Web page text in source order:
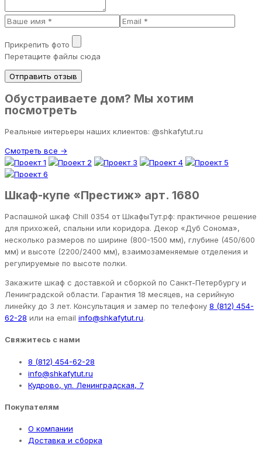
Прикрепить фото
Перетащите файлы сюда
Отправить отзыв
Обустраиваете дом? Мы хотим
посмотреть
Реальные интерьеры наших клиентов: @shkafytut.ru
Смотреть все →
Шкаф-купе «Престиж» арт. 1680
Распашной шкаф Chill 0354 от ШкафыТут.рф: практичное решение
для прихожей, спальни или коридора. Декор «Дуб Сонома»,
несколько размеров по ширине (800-1500 мм), глубине (450/600
мм) и высоте (2200/2400 мм), взаимозаменяемые отделения и
регулируемые по высоте полки.
Закажите шкаф с доставкой и сборкой по Санкт-Петербургу и
Ленинградской области. Гарантия 18 месяцев, на серийную
линейку до 3 лет. Консультация и замер по телефону 8 (812) 454-
62-28 или на email info@shkafytut.ru.
Свяжитесь с нами
8 (812) 454-62-28
info@shkafytut.ru
Кудрово, ул. Ленинградская, 7
Покупателям
О компании
Доставка и сборка